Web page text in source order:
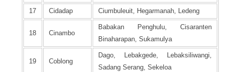
17 Cidadap Ciumbuleuit, Hegarmanah, Ledeng
18 Cinambo
Babakan Penghulu, Cisaranten
Binaharapan, Sukamulya
19 Coblong
Dago, Lebakgede, Lebaksiliwangi,
Sadang Serang, Sekeloa